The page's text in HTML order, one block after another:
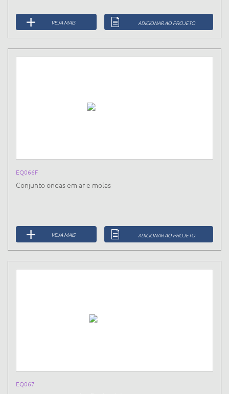
VEJA MAIS ADICIONAR AO PROJETO
EQ066F
Conjunto ondas em ar e molas
VEJA MAIS ADICIONAR AO PROJETO
EQ067